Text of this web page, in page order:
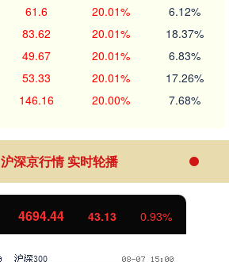
61.6 20.01% 6.12%
83.62 20.01% 18.37%
49.67 20.01% 6.83%
53.33 20.01% 17.26%
146.16 20.00% 7.68%
沪深京行情 实时轮播
4694.44 43.13 0.93%